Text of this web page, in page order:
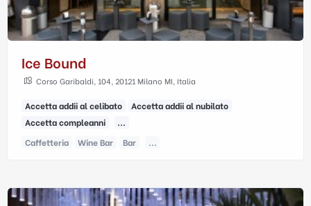
Ice Bound
Corso Garibaldi, 104, 20121 Milano MI, Italia
Accetta addii al celibato
Accetta addii al nubilato
Accetta compleanni
...
Caffetteria
Wine Bar Bar ...